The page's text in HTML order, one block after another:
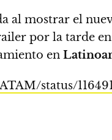
al mostrar el
por la tarde
en
status/